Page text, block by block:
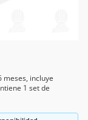
meses, incluye
1 set de